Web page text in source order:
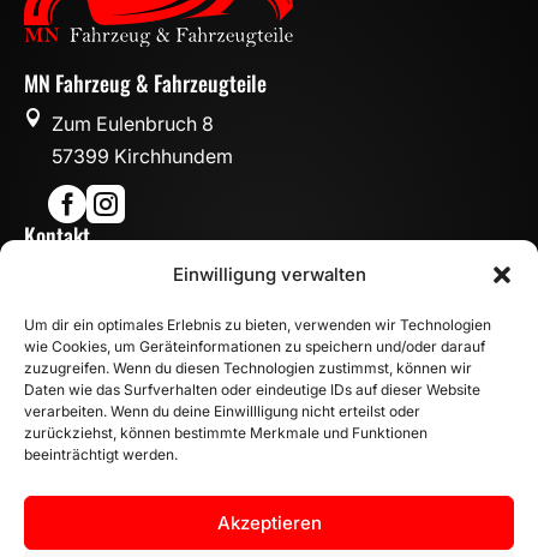
Einwilligung verwalten
Um dir ein optimales Erlebnis zu bieten, verwenden wir Technologien
wie Cookies, um Geräteinformationen zu speichern und/oder darauf
zuzugreifen. Wenn du diesen Technologien zustimmst, können wir
Daten wie das Surfverhalten oder eindeutige IDs auf dieser Website
verarbeiten. Wenn du deine Einwillligung nicht erteilst oder
zurückziehst, können bestimmte Merkmale und Funktionen
beeinträchtigt werden.
Akzeptieren
MN Fahrzeug & Fahrzeugteile

Zum Eulenbruch 8
57399 Kirchhundem

Kontakt
info@mn-fahrzeugteile.de
 WhatsApp
Öffnungszeiten
 Mo - Fr: 8:00 – 17:00 Uhr
Sa: 10:00 – 14:00 Uhr
INFORMATION
Zahlungsarten
Versandinformationen
Widerrufsbelehrung